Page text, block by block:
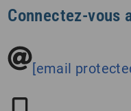
Connectez-vous
[email